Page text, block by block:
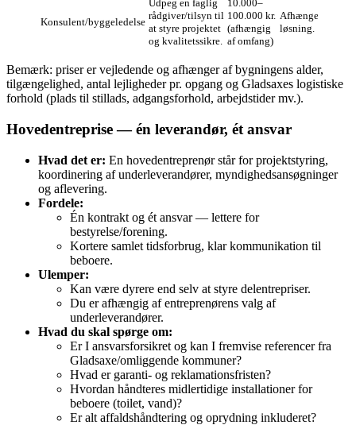
Konsulent/byggeledelse
Udpeg en faglig
rådgiver/tilsyn til
at styre projektet
og kvalitetssikre.
10.000–
100.000 kr.
(afhængig
af omfang)
Afhænger af valgt
løsning.
Bemærk: priser er vejledende og afhænger af bygningens alder,
tilgængelighed, antal lejligheder pr. opgang og Gladsaxes logistiske
forhold (plads til stillads, adgangsforhold, arbejdstider mv.).
Hovedentreprise — én leverandør, ét ansvar
Hvad det er: En hovedentreprenør står for projektstyring,
koordinering af underleverandører, myndighedsansøgninger
og aflevering.
Fordele:
Én kontrakt og ét ansvar — lettere for
bestyrelse/forening.
Kortere samlet tidsforbrug, klar kommunikation til
beboere.
Ulemper:
Kan være dyrere end selv at styre delentrepriser.
Du er afhængig af entreprenørens valg af
underleverandører.
Hvad du skal spørge om:
Er I ansvarsforsikret og kan I fremvise referencer fra
Gladsaxe/omliggende kommuner?
Hvad er garanti- og reklamationsfristen?
Hvordan håndteres midlertidige installationer for
beboere (toilet, vand)?
Er alt affaldshåndtering og oprydning inkluderet?